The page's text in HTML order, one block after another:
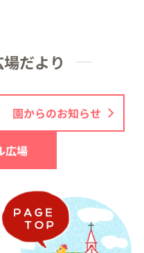
だより
園からのお知らせ
広場